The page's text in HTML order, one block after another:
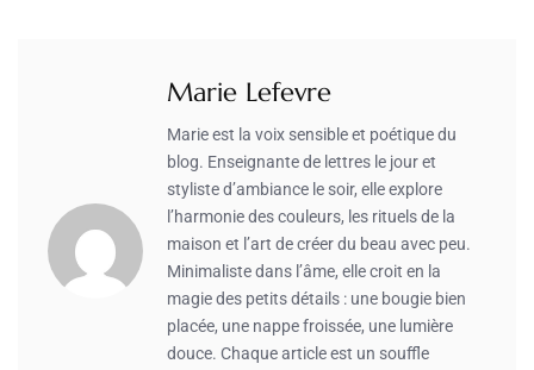
Marie Lefevre
Marie est la voix sensible et poétique du
blog. Enseignante de lettres le jour et
styliste d’ambiance le soir, elle explore
l’harmonie des couleurs, les rituels de la
maison et l’art de créer du beau avec peu.
Minimaliste dans l’âme, elle croit en la
magie des petits détails : une bougie bien
placée, une nappe froissée, une lumière
douce. Chaque article est un souffle